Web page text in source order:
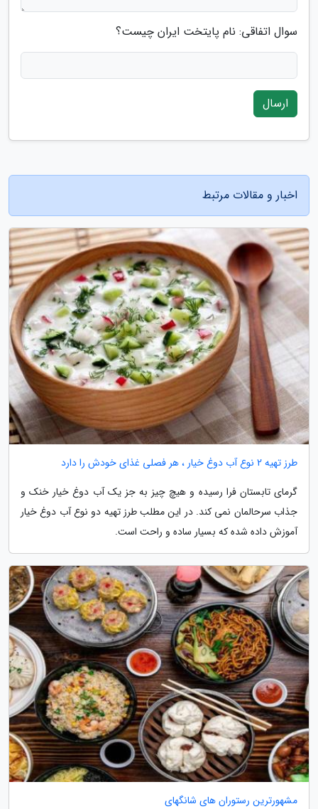
سوال اتفاقی: نام پایتخت ایران چیست؟
ارسال
اخبار و مقالات مرتبط
طرز تهیه 2 نوع آب دوغ خیار ، هر فصلی غذای خودش را دارد
گرمای تابستان فرا رسیده و هیچ چیز به جز یک آب دوغ خیار خنک و
جذاب سرحالمان نمی کند. در این مطلب طرز تهیه دو نوع آب دوغ خیار
آموزش داده شده که بسیار ساده و راحت است.
مشهورترین رستوران های شانگهای